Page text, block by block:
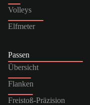
Volleys
Elfmeter
Passen
Übersicht
Flanken
Freistoß-Präzision